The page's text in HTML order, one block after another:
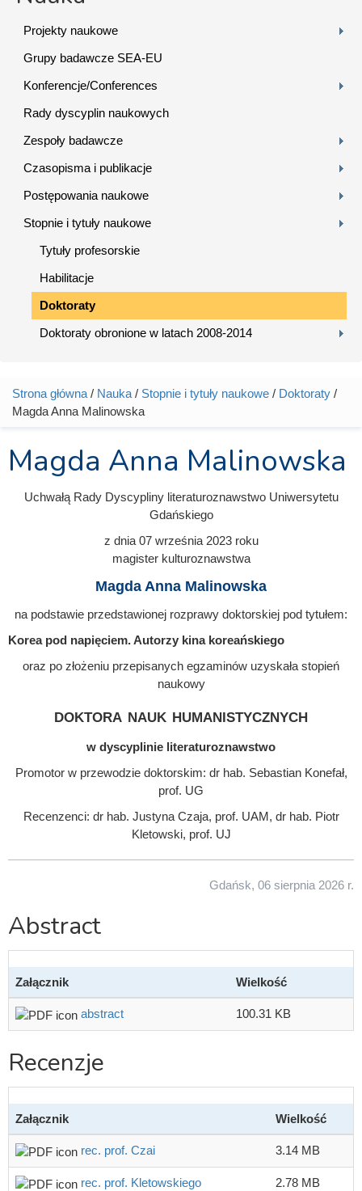
Projekty naukowe
Grupy badawcze SEA-EU
Konferencje/Conferences
Rady dyscyplin naukowych
Zespoły badawcze
Czasopisma i publikacje
Postępowania naukowe
Stopnie i tytuły naukowe
Tytuły profesorskie
Habilitacje
Doktoraty
Doktoraty obronione w latach 2008-2014
Jesteś tutaj
Strona główna / Nauka / Stopnie i tytuły naukowe / Doktoraty /
Magda Anna Malinowska
Magda Anna Malinowska
Uchwałą Rady Dyscypliny literaturoznawstwo Uniwersytetu
Gdańskiego
z dnia 07 września 2023roku
magister kulturoznawstwa
Magda Anna Malinowska
na podstawie przedstawionej rozprawy doktorskiej pod tytułem:
Korea pod napięciem. Autorzy kina koreańskiego
oraz po złożeniu przepisanych egzaminów uzyskała stopień
naukowy
doktora nauk humanistycznych
w dyscyplinie literaturoznawstwo
Promotor w przewodzie doktorskim: dr hab. Sebastian Konefał,
prof. UG
Recenzenci: dr hab. Justyna Czaja, prof. UAM, dr hab. Piotr
Kletowski, prof. UJ
Gdańsk, 06 sierpnia 2026 r.
Abstract
Załącznik Wielkość
abstract 100.31 KB
Recenzje
Załącznik Wielkość
rec. prof. Czai 3.14 MB
rec. prof. Kletowskiego 2.78 MB